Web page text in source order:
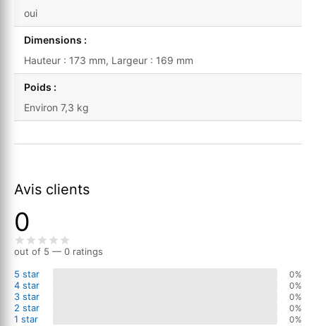
oui
Dimensions :
Hauteur : 173 mm, Largeur : 169 mm
Poids :
Environ 7,3 kg
Avis clients
0
out of 5 — 0 ratings
5 star
0%
4 star 0%
3 star 0%
2 star 0%
1 star 0%